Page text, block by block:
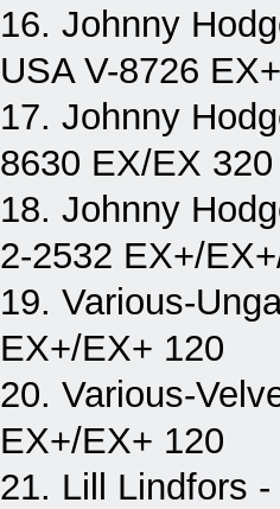
16. Johnny
USA V-8726
17. Johnny
8630 EX/EX 320
18. Johnny
2-2532 EX+/
19. Various-
EX+/EX+ 120
20. Various-
EX+/EX+ 120
21. Lill Lindfors